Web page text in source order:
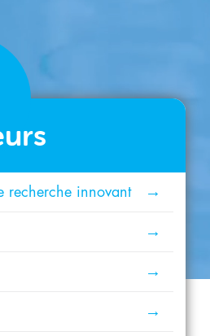
recherche innovant